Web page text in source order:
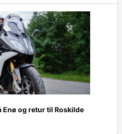
Enø og retur til Roskilde